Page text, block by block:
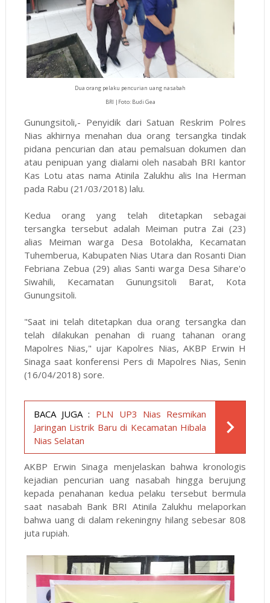
Dua orang pelaku pencurian uang nasabah
BRI |Foto: Budi Gea
Gunungsitoli,- Penyidik dari Satuan Reskrim Polres
Nias akhirnya menahan dua orang tersangka tindak
pidana pencurian dan atau pemalsuan dokumen dan
atau penipuan yang dialami oleh nasabah BRI kantor
Kas Lotu atas nama Atinila Zalukhu alis Ina Herman
pada Rabu (21/03/2018) lalu.
Kedua orang yang telah ditetapkan sebagai
tersangka tersebut adalah Meiman putra Zai (23)
alias Meiman warga Desa Botolakha, Kecamatan
Tuhemberua, Kabupaten Nias Utara dan Rosanti Dian
Febriana Zebua (29) alias Santi warga Desa Sihare'o
Siwahili, Kecamatan Gunungsitoli Barat, Kota
Gunungsitoli.
"Saat ini telah ditetapkan dua orang tersangka dan
telah dilakukan penahan di ruang tahanan orang
Mapolres Nias," ujar Kapolres Nias, AKBP Erwin H
Sinaga saat konferensi Pers di Mapolres Nias, Senin
(16/04/2018) sore.
BACA JUGA : PLN UP3 Nias Resmikan
Jaringan Listrik Baru di Kecamatan Hibala
Nias Selatan
AKBP Erwin Sinaga menjelaskan bahwa kronologis
kejadian pencurian uang nasabah hingga berujung
kepada penahanan kedua pelaku tersebut bermula
saat nasabah Bank BRI Atinila Zalukhu melaporkan
bahwa uang di dalam rekeningny hilang sebesar 808
juta rupiah.